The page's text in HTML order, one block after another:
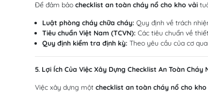
Để đảm bảo checklist an toàn cháy nổ cho kho vải
Luật phòng cháy chữa cháy: Quy định về trách
Tiêu chuẩn Việt Nam (TCVN): Các tiêu chuẩn về
Quy định kiểm tra định kỳ: Theo yêu cầu của cơ
5. Lợi Ích Của Việc Xây Dựng Checklist An Toàn Cháy
Việc xây dựng một checklist an toàn cháy nổ cho